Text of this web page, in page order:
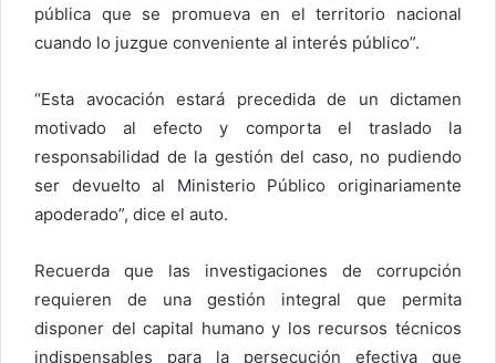
pública que se promueva en el territorio nacional
cuando lo juzgue conveniente al interés público”.
“Esta avocación estará precedida de un dictamen
motivado al efecto y comporta el traslado la
responsabilidad de la gestión del caso, no pudiendo
ser devuelto al Ministerio Público originariamente
apoderado”, dice el auto.
Recuerda que las investigaciones de corrupción
requieren de una gestión integral que permita
disponer del capital humano y los recursos técnicos
indispensables para la persecución efectiva que